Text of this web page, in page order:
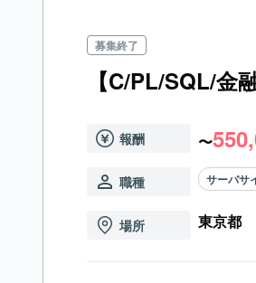
募集終了
【C/PL/SQL/金
報酬 〜
職種 サーバサ
場所 東京都